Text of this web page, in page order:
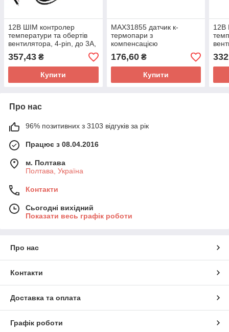
12В ШІМ контролер
температури та обертів
вентилятора, 4-pin, до 3A,
з дисплеєм і функцією
вимкнення + датчик
357,43 ₴
Купити
MAX31855 датчик к-
термопари з
компенсацією
температури холодного
спаю, термометр, датчик
температури
176,60₴
Купити
12В
з
Про нас
96% позитивних з 3103 відгуків за рік
Працює з 08.04.2016
м. Полтава
Полтава, Україна
Контакти
Сьогодні вихідний
Показати весь графік роботи
Про нас
Контакти
Доставка та оплата
Графік роботи